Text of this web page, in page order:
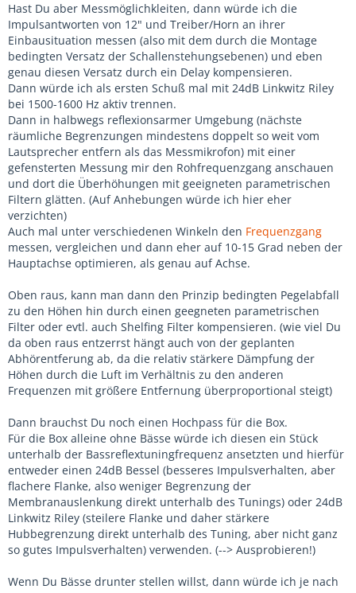
Hast Du aber Messmöglichkleiten, dann würde ich die
Impulsantworten von 12" und Treiber/Horn an ihrer
Einbausituation messen (also mit dem durch die Montage
bedingten Versatz der Schallenstehungsebenen) und eben
genau diesen Versatz durch ein Delay kompensieren.
Dann würde ich als ersten Schuß mal mit 24dB Linkwitz Riley
bei 1500-1600 Hz aktiv trennen.
Dann in halbwegs reflexionsarmer Umgebung (nächste
räumliche Begrenzungen mindestens doppelt so weit vom
Lautsprecher entfern als das Messmikrofon) mit einer
gefensterten Messung mir den Rohfrequenzgang anschauen
und dort die Überhöhungen mit geeigneten parametrischen
Filtern glätten. (Auf Anhebungen würde ich hier eher
verzichten)
Auch mal unter verschiedenen Winkeln den Frequenzgang
messen, vergleichen und dann eher auf 10-15 Grad neben der
Hauptachse optimieren, als genau auf Achse.
Oben raus, kann man dann den Prinzip bedingten Pegelabfall
zu den Höhen hin durch einen geegneten parametrischen
Filter oder evtl. auch Shelfing Filter kompensieren. (wie viel Du
da oben raus entzerrst hängt auch von der geplanten
Abhörentferung ab, da die relativ stärkere Dämpfung der
Höhen durch die Luft im Verhältnis zu den anderen
Frequenzen mit größere Entfernung überproportional steigt)
Dann brauchst Du noch einen Hochpass für die Box.
Für die Box alleine ohne Bässe würde ich diesen ein Stück
unterhalb der Bassreflextuningfrequenz ansetzten und hierfür
entweder einen 24dB Bessel (besseres Impulsverhalten, aber
flachere Flanke, also weniger Begrenzung der
Membranauslenkung direkt unterhalb des Tunings) oder 24dB
Linkwitz Riley (steilere Flanke und daher stärkere
Hubbegrenzung direkt unterhalb des Tuning, aber nicht ganz
so gutes Impulsverhalten) verwenden. (--> Ausprobieren!)
Wenn Du Bässe drunter stellen willst, dann würde ich je nach